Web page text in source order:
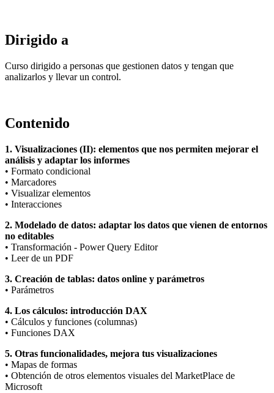
Dirigido a
Curso dirigido a personas que gestionen datos y tengan que
analizarlos y llevar un control.
Contenido
1. Visualizaciones (II): elementos que nos permiten mejorar el
análisis y adaptar los informes
• Formato condicional
• Marcadores
• Visualizar elementos
• Interacciones
2. Modelado de datos: adaptar los datos que vienen de entornos
no editables
• Transformación - Power Query Editor
• Leer de un PDF
3. Creación de tablas: datos online y parámetros
• Parámetros
4. Los cálculos: introducción DAX
• Cálculos y funciones (columnas)
• Funciones DAX
5. Otras funcionalidades, mejora tus visualizaciones
• Mapas de formas
• Obtención de otros elementos visuales del MarketPlace de
Microsoft